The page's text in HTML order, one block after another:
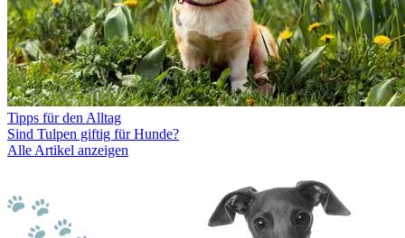
Tipps für den Alltag
Sind Tulpen giftig für Hunde?
Alle Artikel anzeigen